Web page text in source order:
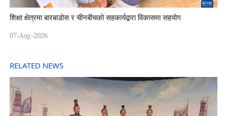
शिक्षा क्षेत्रमा बारबाडोस र चीनबीचको सहकार्यद्वारा विकासमा सहयोग
07-Aug-2026
RELATED NEWS